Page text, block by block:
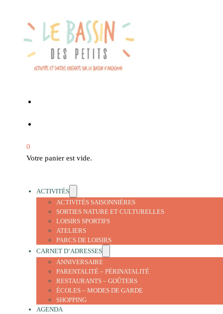
0
Votre panier est vide.
ACTIVITÉS
ACTIVITÉS SAISONNIÈRES
SORTIES NATURE ET CULTURELLES
LOISIRS SPORTIFS
ATELIERS
PARCS DE LOISIRS
CARNET D’ADRESSES
ANNIVERSAIRE
PARENTALITÉ – PÉRINATALITÉ
RESTAURANTS – GOÛTERS
ÉCOLES – MODES DE GARDE
SHOPPING
AGENDA